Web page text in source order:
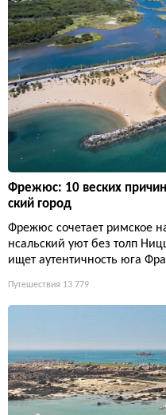
Фрежюс: 10 веских
ский город
Фрежюс сочетает римское
нсальский уют без толп
ищет аутентичность юга
Путешествия 13 779